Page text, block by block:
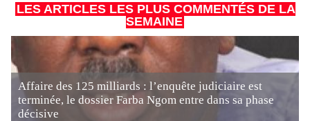
LES ARTICLES LES PLUS COMMENTÉS DE LA
SEMAINE
Affaire des 125 milliards : l’enquête judiciaire est
terminée, le dossier Farba Ngom entre dans sa phase
décisive